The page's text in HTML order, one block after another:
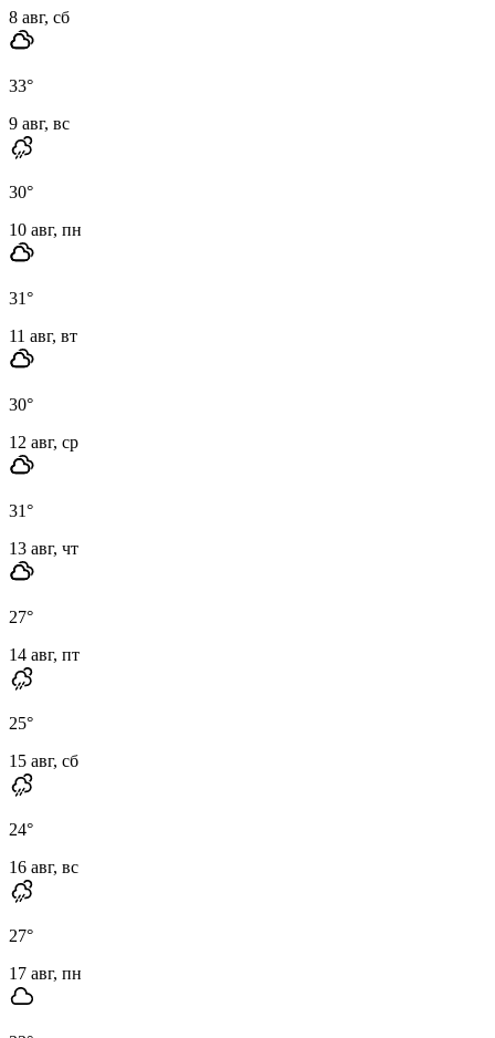
8 авг, сб
33°
9 авг, вс
30°
10 авг, пн
31°
11 авг, вт
30°
12 авг, ср
31°
13 авг, чт
27°
14 авг, пт
25°
15 авг, сб
24°
16 авг, вс
27°
17 авг, пн